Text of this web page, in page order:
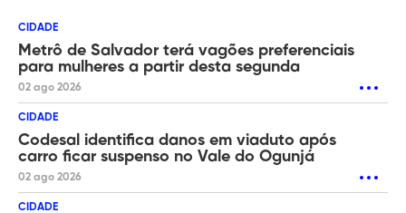
CIDADE
Metrô de Salvador terá vagões preferenciais
para mulheres a partir desta segunda
02 ago 2026
CIDADE
Codesal identifica danos em viaduto após
carro ficar suspenso no Vale do Ogunjá
02 ago 2026
CIDADE